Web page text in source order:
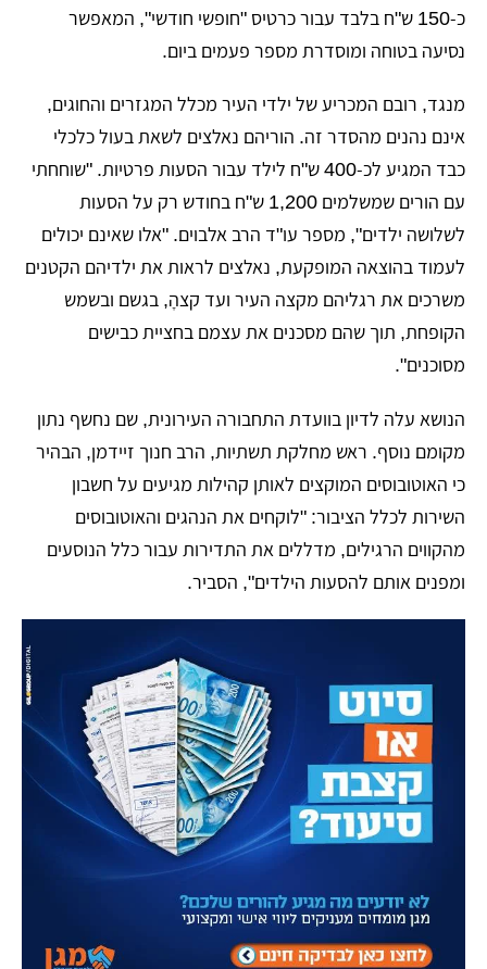
כ-150 ש"ח בלבד עבור כרטיס "חופשי חודשי", המאפשר
נסיעה בטוחה ומוסדרת מספר פעמים ביום.
​מנגד, רובם המכריע של ילדי העיר מכלל המגזרים והחוגים,
אינם נהנים מהסדר זה. הוריהם נאלצים לשאת בעול כלכלי
כבד המגיע לכ-400 ש"ח לילד עבור הסעות פרטיות. "שוחחתי
עם הורים שמשלמים 1,200 ש"ח בחודש רק על הסעות
לשלושה ילדים", מספר עו"ד הרב אלבוים. "אלו שאינם יכולים
לעמוד בהוצאה המופקעת, נאלצים לראות את ילדיהם הקטנים
משרכים את רגליהם מקצה העיר ועד קצהָ, בגשם ובשמש
הקופחת, תוך שהם מסכנים את עצמם בחציית כבישים
מסוכנים".
​הנושא עלה לדיון בוועדת התחבורה העירונית, שם נחשף נתון
מקומם נוסף. ראש מחלקת תשתיות, הרב חנוך זיידמן, הבהיר
כי האוטובוסים המוקצים לאותן קהילות מגיעים על חשבון
השירות לכלל הציבור: "לוקחים את הנהגים והאוטובוסים
מהקווים הרגילים, מדללים את התדירות עבור כלל הנוסעים
ומפנים אותם להסעות הילדים", הסביר.